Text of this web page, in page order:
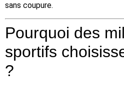
sans coupure.
Pourquoi des
sportifs
?